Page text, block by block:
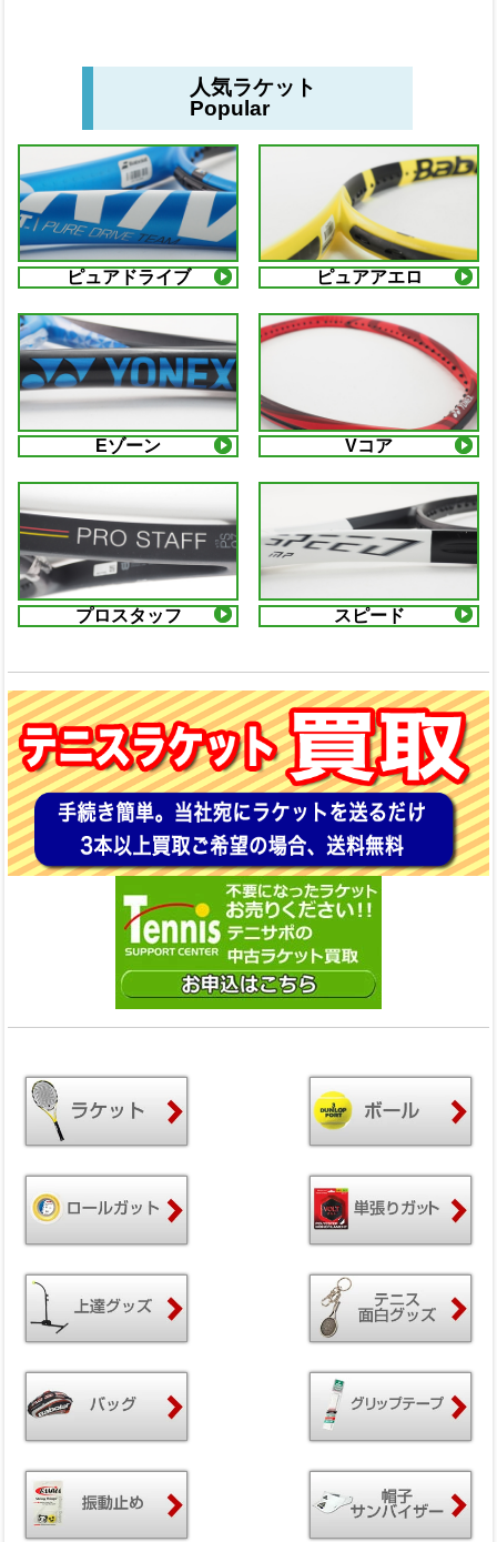
人気ラケット
Popular
ピュアドライブ ピュアアエロ
Eゾーン Vコア
プロスタッフ スピード